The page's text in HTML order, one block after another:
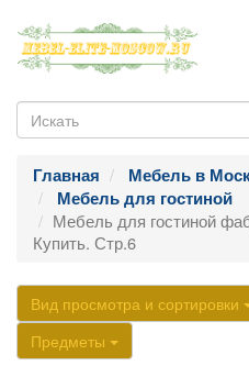
Главная
Мебель в
Мебель для гостиной
Мебель для гостиной
Купить. Стр.6
Вид просмотра и сортировки
Предметы